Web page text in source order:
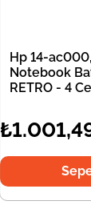
Hp 14-
Notebook
RETRO - 4